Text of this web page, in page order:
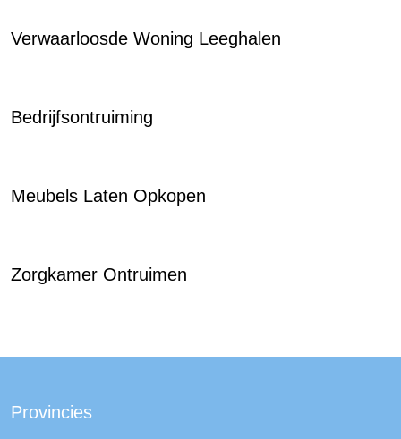
Verwaarloosde Woning Leeghalen
Bedrijfsontruiming
Meubels Laten Opkopen
Zorgkamer Ontruimen
Provincies